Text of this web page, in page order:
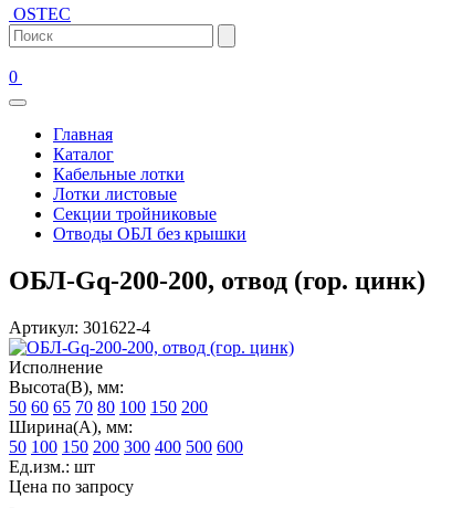
OSTEC
0
Главная
Каталог
Кабельные лотки
Лотки листовые
Секции тройниковые
Отводы ОБЛ без крышки
ОБЛ-Gq-200-200, отвод (гор. цинк)
Артикул: 301622-4
Исполнение
Высота(В), мм:
50 60 65 70 80 100 150 200
Ширина(А), мм:
50 100 150 200 300 400 500 600
Ед.изм.: шт
Цена по запросу